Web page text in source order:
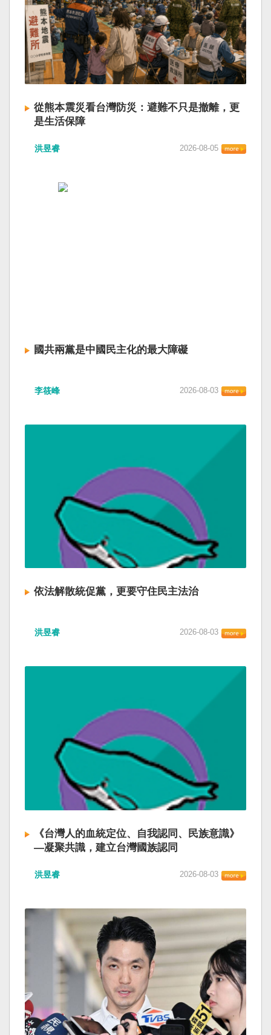
從熊本震災看台灣防災：避難不只是撤離，更
是生活保障
洪昱睿 2026-08-05
國共兩黨是中國民主化的最大障礙
李筱峰 2026-08-03
依法解散統促黨，更要守住民主法治
洪昱睿 2026-08-03
《台灣人的血統定位、自我認同、民族意識》
—凝聚共識，建立台灣國族認同
洪昱睿 2026-08-03